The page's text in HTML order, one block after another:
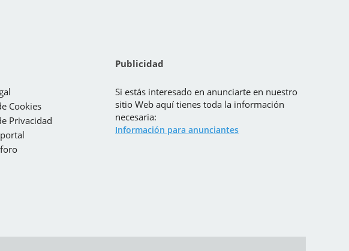
Cookies
Privacidad
Publicidad
Si estás interesado en anunciarte en nuestro
sitio Web aquí tienes toda la información
necesaria:
Información para anunciantes